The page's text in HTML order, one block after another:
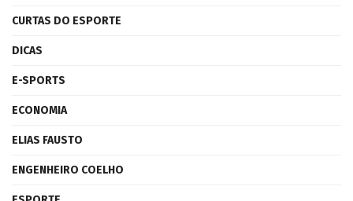
CURTAS DO ESPORTE
DICAS
E-SPORTS
ECONOMIA
ELIAS FAUSTO
ENGENHEIRO COELHO